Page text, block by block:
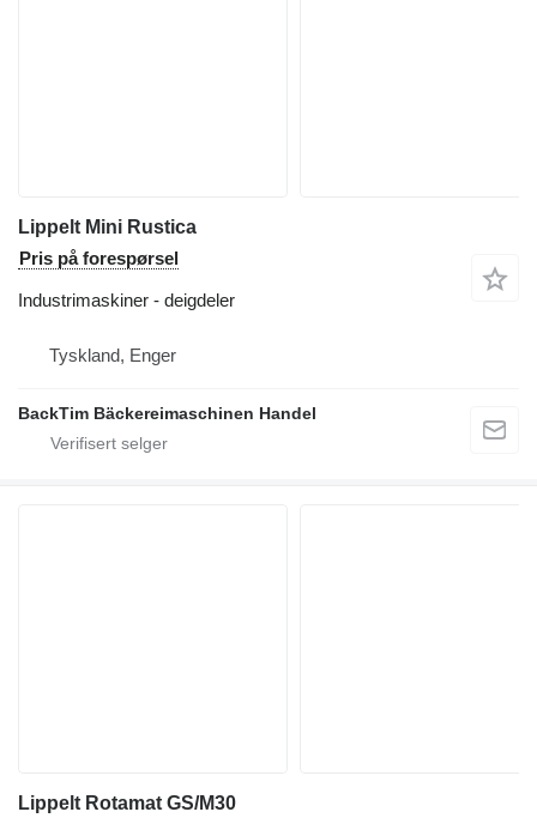
Lippelt Mini Rustica
Pris på forespørsel
Industrimaskiner - deigdeler
Tyskland, Enger
BackTim Bäckereimaschinen Handel
Lippelt Rotamat GS/M30